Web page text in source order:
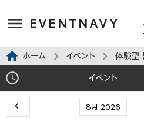
EVENTNAVY
ホーム イベント
体験型 謎
イベント
8月 2026